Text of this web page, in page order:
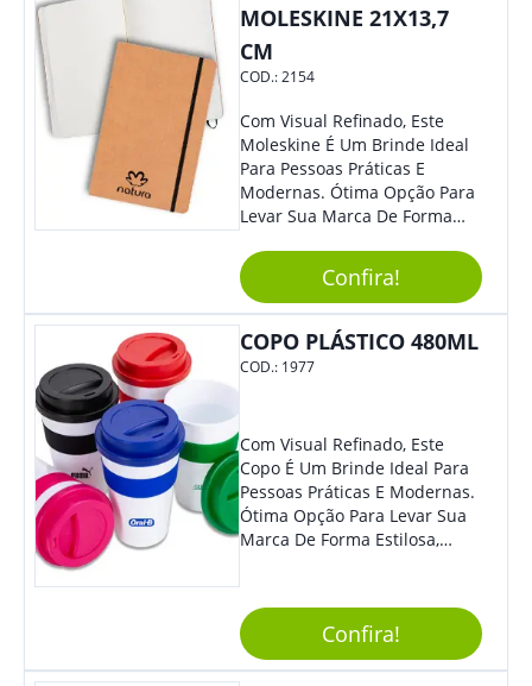
MOLESKINE 21X13,7
CM
COD.:2154
Com Visual Refinado, Este
Moleskine É Um Brinde Ideal
Para Pessoas Práticas E
Modernas. Ótima Opção Para
Levar Sua Marca De Forma
Sua Empresa Em Eventos,
Reuniões Corporativas Ou Até
Mesmo Para Presentear
Colaboradores E Parceiros De
Sua Empresa.
Confira!
COPO PLÁSTICO 480ML
COD.: 1977
Com Visual Refinado, Este
Copo É Um Brinde Ideal Para
Pessoas Práticas E Modernas.
Ótima Opção Para Levar Sua
Marca De Forma Estilosa,
Reuniões Corporativas Ou Até
Mesmo Para Presentear
Colaboradores.
Confira!